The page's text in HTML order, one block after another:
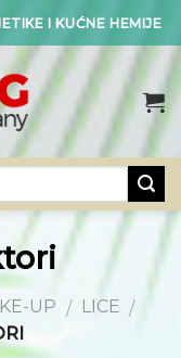
I KUĆNE HEMIJE
UP / LICE /